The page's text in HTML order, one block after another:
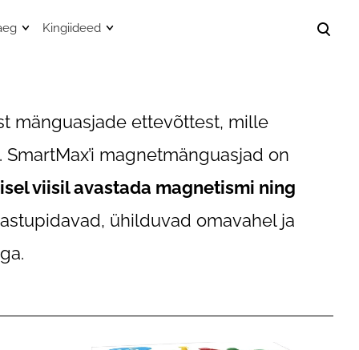
Kingiideed
8+ aastastele
mänguasjade ettevõttest, mille
magnetmänguasjad on
viisil avastada magnetismi ning
ühilduvad omavahel ja